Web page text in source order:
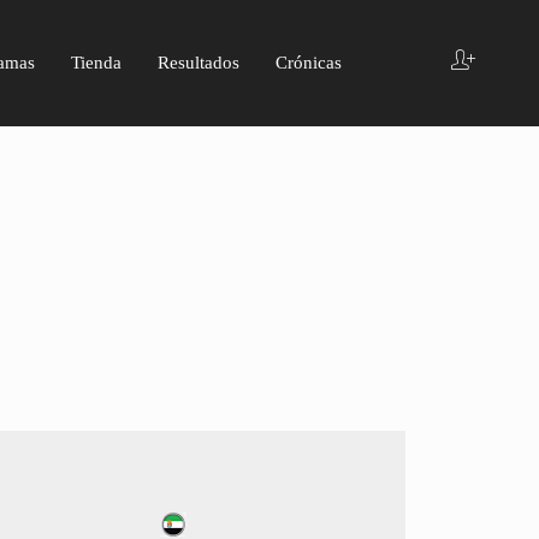
Tienda Resultados Crónicas